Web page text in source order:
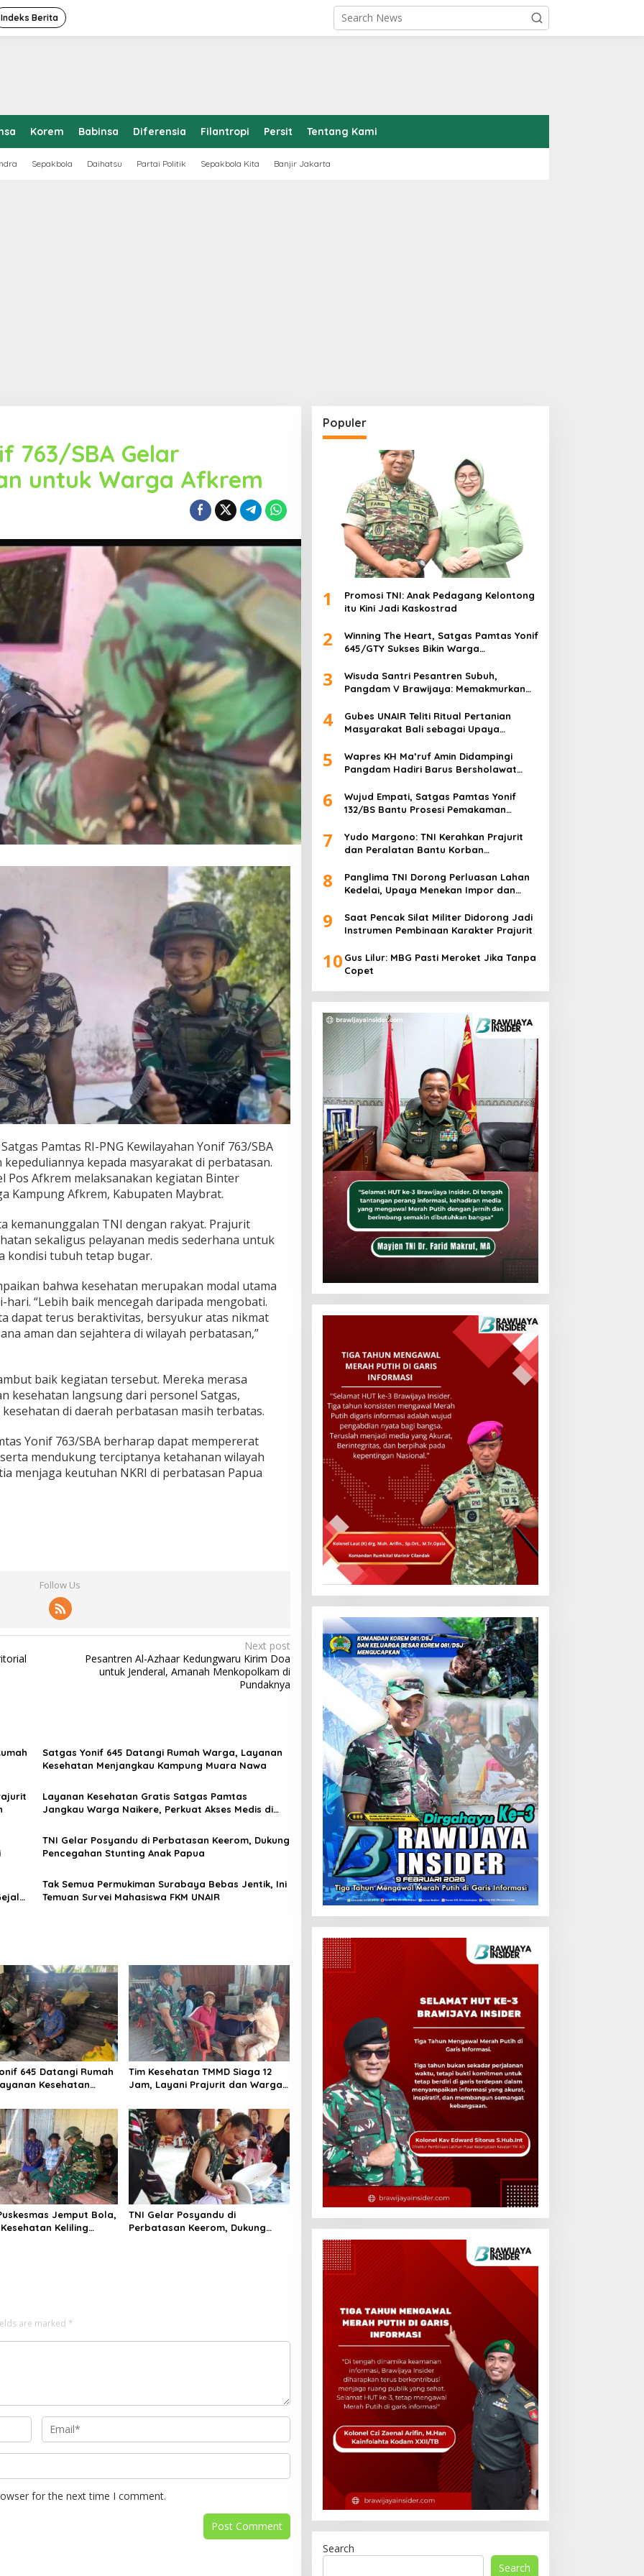
Indeks Berita
Korem Babinsa Diferensia Filantropi Persit Tentang Kami
Sepakbola Daihatsu Partai Politik Sepakbola Kita Banjir Jakarta
763/SBA Gelar
untuk Warga Afkrem
Pamtas RI-PNG Kewilayahan Yonif 763/SBA
kepada masyarakat di perbatasan.
Pos Afkrem melaksanakan kegiatan Binter
Kampung Afkrem, Kabupaten Maybrat.
kemanunggalan TNI dengan rakyat. Prajurit
sekaligus pelayanan medis sederhana untuk
kondisi tubuh tetap bugar.
bahwa kesehatan merupakan modal utama
“Lebih baik mencegah daripada mengobati.
dapat terus beraktivitas, bersyukur atas nikmat
aman dan sejahtera di wilayah perbatasan,”
baik kegiatan tersebut. Mereka merasa
kesehatan langsung dari personel Satgas,
di daerah perbatasan masih terbatas.
Yonif 763/SBA berharap dapat mempererat
mendukung terciptanya ketahanan wilayah
menjaga keutuhan NKRI di perbatasan Papua
Follow Us
Next post
Pesantren Al-Azhaar Kedungwaru Kirim Doa
untuk Jenderal, Amanah Menkopolkam di
Pundaknya
Satgas Yonif 645 Datangi Rumah Warga, Layanan
Kesehatan Menjangkau Kampung Muara Nawa
Layanan Kesehatan Gratis Satgas Pamtas
Jangkau Warga Naikere, Perkuat Akses Medis di
TNI Gelar Posyandu di Perbatasan Keerom, Dukung
Pencegahan Stunting Anak Papua
Tak Semua Permukiman Surabaya Bebas Jentik, Ini
Temuan Survei Mahasiswa FKM UNAIR
645 Datangi Rumah
Kesehatan
Tim Kesehatan TMMD Siaga 12
Jam, Layani Prajurit dan Warga
Serengan
Jemput Bola,
Keliling
TNI Gelar Posyandu di
Perbatasan Keerom, Dukung
are marked *
for the next time I comment.
Populer
1
Promosi TNI: Anak Pedagang Kelontong
itu Kini Jadi Kaskostrad
2
Winning The Heart, Satgas Pamtas Yonif
645/GTY Sukses Bikin Warga
3
Wisuda Santri Pesantren Subuh,
Pangdam V Brawijaya: Memakmurkan
4
Gubes UNAIR Teliti Ritual Pertanian
Masyarakat Bali sebagai Upaya
5
Wapres KH Ma’ruf Amin Didampingi
Pangdam Hadiri Barus Bersholawat
6
Wujud Empati, Satgas Pamtas Yonif
132/BS Bantu Prosesi Pemakaman
7
Yudo Margono: TNI Kerahkan Prajurit
dan Peralatan Bantu Korban
8
Panglima TNI Dorong Perluasan Lahan
Kedelai, Upaya Menekan Impor dan
9
Saat Pencak Silat Militer Didorong Jadi
Instrumen Pembinaan Karakter Prajurit
10 Gus Lilur: MBG Pasti Meroket Jika Tanpa
Copet
Search
Search